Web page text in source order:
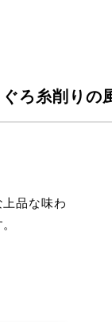
ろ糸削りの
品な味わ